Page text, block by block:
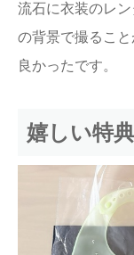
流石に衣装のレ
の背景で撮るこ
良かったです。
嬉しい特